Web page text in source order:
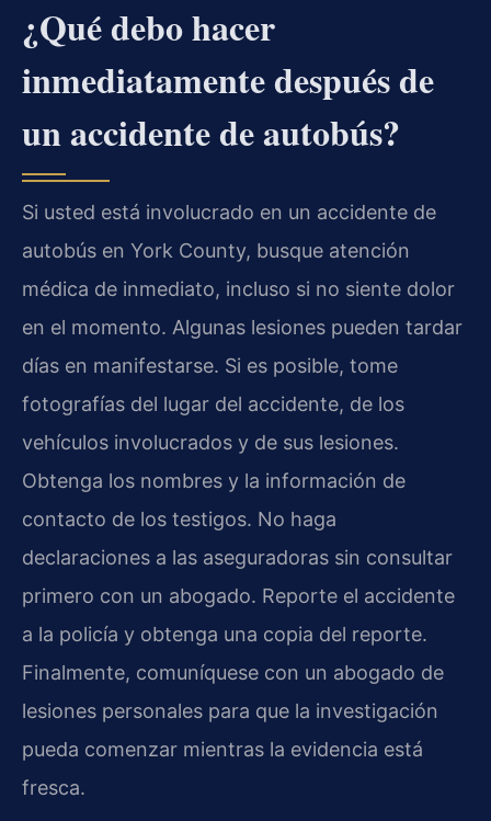
¿Qué debo hacer
inmediatamente después de
un accidente de autobús?
Si usted está involucrado en un accidente de
autobús en York County, busque atención
médica de inmediato, incluso si no siente dolor
en el momento. Algunas lesiones pueden tardar
días en manifestarse. Si es posible, tome
fotografías del lugar del accidente, de los
vehículos involucrados y de sus lesiones.
Obtenga los nombres y la información de
contacto de los testigos. No haga
declaraciones a las aseguradoras sin consultar
primero con un abogado. Reporte el accidente
a la policía y obtenga una copia del reporte.
Finalmente, comuníquese con un abogado de
lesiones personales para que la investigación
pueda comenzar mientras la evidencia está
fresca.